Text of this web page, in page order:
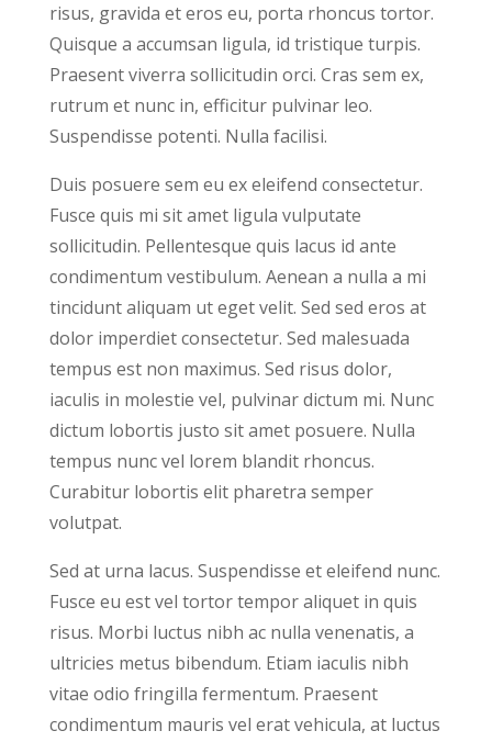
risus, gravida et eros eu, porta rhoncus tortor.
Quisque a accumsan ligula, id tristique turpis.
Praesent viverra sollicitudin orci. Cras sem ex,
rutrum et nunc in, efficitur pulvinar leo.
Suspendisse potenti. Nulla facilisi.
Duis posuere sem eu ex eleifend consectetur.
Fusce quis mi sit amet ligula vulputate
sollicitudin. Pellentesque quis lacus id ante
condimentum vestibulum. Aenean a nulla a mi
tincidunt aliquam ut eget velit. Sed sed eros at
dolor imperdiet consectetur. Sed malesuada
tempus est non maximus. Sed risus dolor,
iaculis in molestie vel, pulvinar dictum mi. Nunc
dictum lobortis justo sit amet posuere. Nulla
tempus nunc vel lorem blandit rhoncus.
Curabitur lobortis elit pharetra semper
volutpat.
Sed at urna lacus. Suspendisse et eleifend nunc.
Fusce eu est vel tortor tempor aliquet in quis
risus. Morbi luctus nibh ac nulla venenatis, a
ultricies metus bibendum. Etiam iaculis nibh
vitae odio fringilla fermentum. Praesent
condimentum mauris vel erat vehicula, at luctus